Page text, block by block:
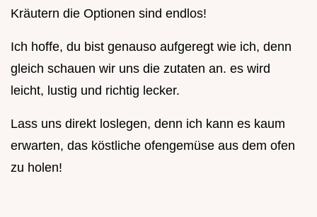
Kräutern die Optionen sind endlos!
Ich hoffe, du bist genauso aufgeregt wie ich, denn
gleich schauen wir uns die zutaten an. es wird
leicht, lustig und richtig lecker.
Lass uns direkt loslegen, denn ich kann es kaum
erwarten, das köstliche ofengemüse aus dem ofen
zu holen!